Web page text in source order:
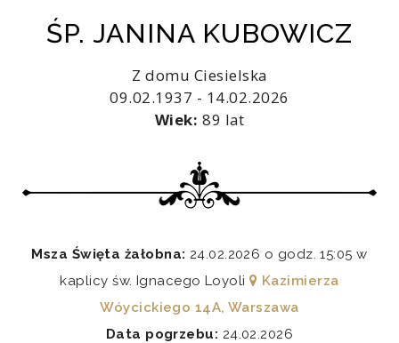
ŚP. JANINA KUBOWICZ
Z domu Ciesielska
09.02.1937 - 14.02.2026
Wiek: 89 lat
Msza Święta żałobna: 24.02.2026 o godz. 15:05 w
kaplicy św. Ignacego Loyoli
Kazimierza
Wóycickiego 14A, Warszawa
Data pogrzebu: 24.02.2026